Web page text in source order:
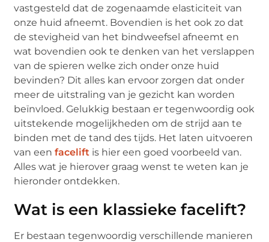
vastgesteld dat de zogenaamde elasticiteit van
onze huid afneemt. Bovendien is het ook zo dat
de stevigheid van het bindweefsel afneemt en
wat bovendien ook te denken van het verslappen
van de spieren welke zich onder onze huid
bevinden? Dit alles kan ervoor zorgen dat onder
meer de uitstraling van je gezicht kan worden
beïnvloed. Gelukkig bestaan er tegenwoordig ook
uitstekende mogelijkheden om de strijd aan te
binden met de tand des tijds. Het laten uitvoeren
van eenfacelift is hier een goed voorbeeld van.
Alles wat je hierover graag wenst te weten kan je
hieronder ontdekken.
Wat is een klassieke facelift?
Er bestaan tegenwoordig verschillende manieren